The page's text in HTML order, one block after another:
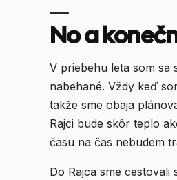
No a
V priebehu leta som sa
nabehané. Vždy keď
takže sme obaja
Rajci bude skôr teplo
času na čas nebudem
Do Rajca sme